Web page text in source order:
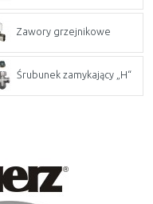
Zawory grzejnikowe
Śrubunek zamykający „H“